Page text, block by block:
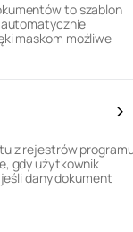
to szablon
maskom możliwe
z rejestrów
gdy użytkownik
dany dokument